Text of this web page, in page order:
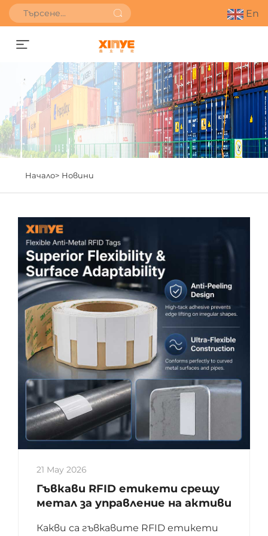
En
Получете оферта
Начало> Новини
21 May 2026
Гъвкави RFID етикети срещу
метал за управление на активи
Какви са гъвкавите RFID етикети